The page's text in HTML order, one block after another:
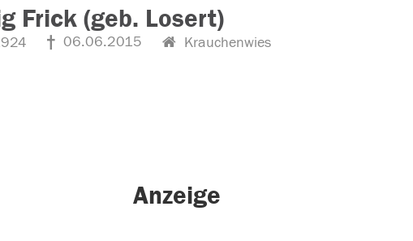
Frick (geb. Losert)
06.06.2015 Krauchenwies
Anzeige